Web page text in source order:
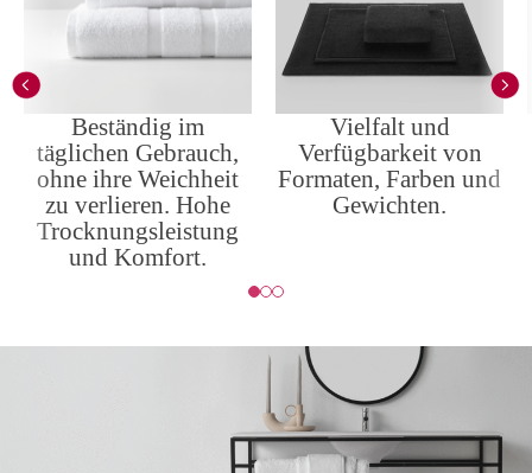
Beständig im
täglichen Gebrauch,
ohne ihre Weichheit
zu verlieren. Hohe
Trocknungsleistung
und Komfort.
Vielfalt und
Verfügbarkeit von
Formaten, Farben und
Gewichten.